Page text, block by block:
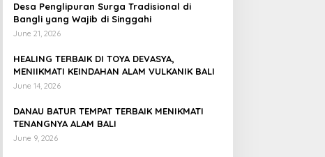
Desa Penglipuran Surga Tradisional di
Bangli yang Wajib di Singgahi
June 21, 2026
HEALING TERBAIK DI TOYA DEVASYA,
MENIIKMATI KEINDAHAN ALAM VULKANIK BALI
June 14, 2026
DANAU BATUR TEMPAT TERBAIK MENIKMATI
TENANGNYA ALAM BALI
June 9, 2026